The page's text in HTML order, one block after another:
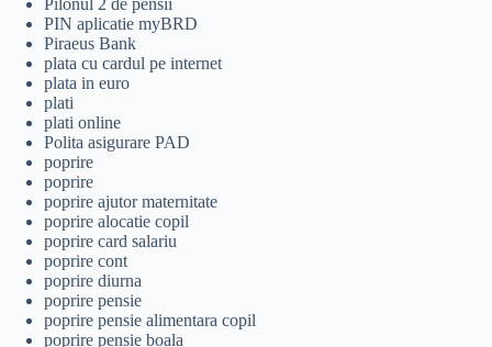
Pilonul 2 de pensii
PIN aplicatie myBRD
Piraeus Bank
plata cu cardul pe internet
plata in euro
plati
plati online
Polita asigurare PAD
poprire
poprire
poprire ajutor maternitate
poprire alocatie copil
poprire card salariu
poprire cont
poprire diurna
poprire pensie
poprire pensie alimentara copil
poprire pensie boala